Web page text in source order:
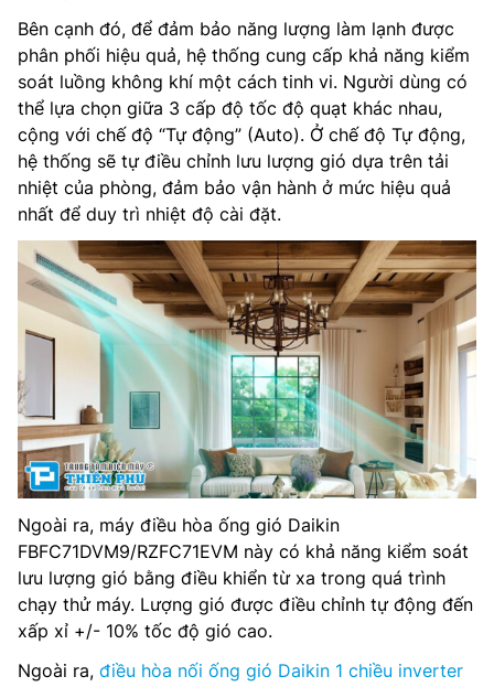
Bên cạnh đó, để đảm bảo năng lượng làm lạnh được
phân phối hiệu quả, hệ thống cung cấp khả năng kiểm
soát luồng không khí một cách tinh vi. Người dùng có
thể lựa chọn giữa 3 cấp độ tốc độ quạt khác nhau,
cộng với chế độ “Tự động” (Auto). Ở chế độ Tự động,
hệ thống sẽ tự điều chỉnh lưu lượng gió dựa trên tải
nhiệt của phòng, đảm bảo vận hành ở mức hiệu quả
nhất để duy trì nhiệt độ cài đặt.
Ngoài ra, máy điều hòa ống gió Daikin
FBFC71DVM9/RZFC71EVM này có khả năng kiểm soát
lưu lượng gió bằng điều khiển từ xa trong quá trình
chạy thử máy. Lượng gió được điều chỉnh tự động đến
xấp xỉ +/- 10% tốc độ gió cao.
Ngoài ra, điều hòa nối ống gió Daikin 1 chiều inverter